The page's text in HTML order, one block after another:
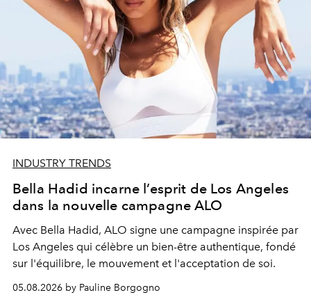
INDUSTRY TRENDS
Bella Hadid incarne l’esprit de Los Angeles
dans la nouvelle campagne ALO
Avec Bella Hadid, ALO signe une campagne inspirée par
Los Angeles qui célèbre un bien-être authentique, fondé
sur l'équilibre, le mouvement et l'acceptation de soi.
05.08.2026 by Pauline Borgogno